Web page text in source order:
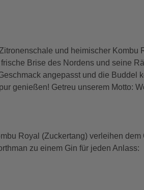
und heimischer Kombu
Brise des Nordens und seine
angepasst und die Buddel
genießen! Getreu unserem Motto:
Royal (Zuckertang) verleihen dem
zu einem Gin für jeden Anlass: